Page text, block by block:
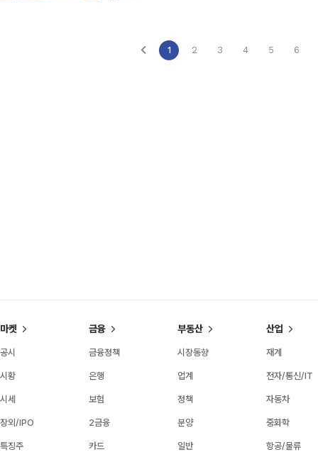
1 2 3 4 5 6
마켓
공시
시황
시세
장외/IPO
특징주
금융
금융정책
은행
보험
2금융
카드
부동산
시장동향
업계
정책
분양
일반
산업
재계
전자/통신/IT
자동차
중화학
항공/물류